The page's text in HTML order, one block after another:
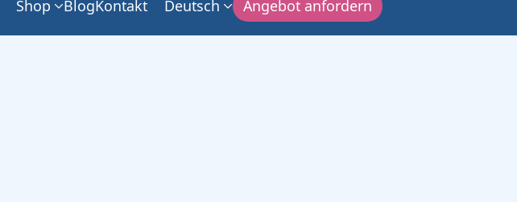
Shop BlogKontakt Deutsch Angebot anfordern